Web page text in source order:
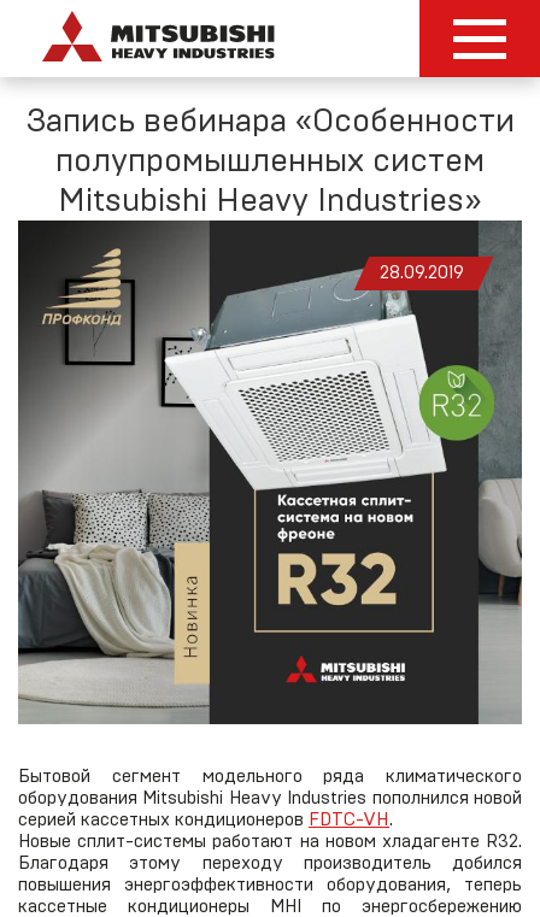
Запись вебинара «Особенности
полупромышленных систем
Mitsubishi Heavy Industries»
28.09.2019
Бытовой сегмент модельного ряда климатического
оборудования Mitsubishi Heavy Industries пополнился новой
серией кассетных кондиционеров FDTC-VH .
Новые сплит-системы работают на новом хладагенте R32.
Благодаря этому переходу производитель добился
повышения энергоэффективности оборудования, теперь
кассетные кондиционеры MHI по энергосбережению